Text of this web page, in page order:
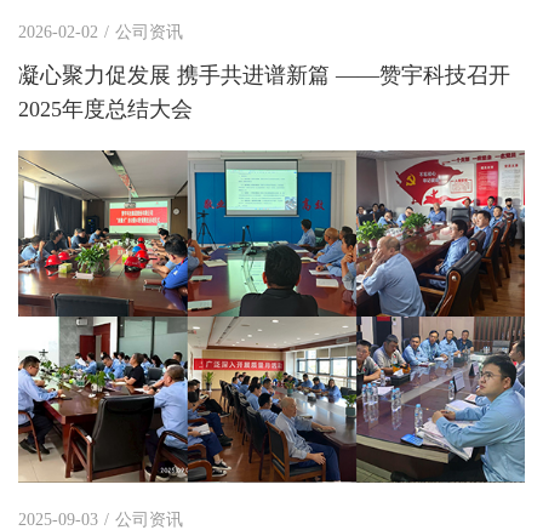
2026-02-02 / 公司资讯
凝心聚力促发展 携手共进谱新篇 ——赞宇科技召开
2025年度总结大会
2025-09-03 / 公司资讯